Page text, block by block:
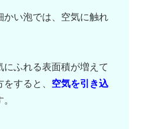
かい泡では、空気に触れ
ふれる表面積が増えて
すると、 空気を引き込